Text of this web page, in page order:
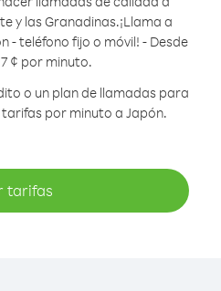
y las Granadinas.¡Llama a
- teléfono fijo o móvil! - Desde
¢ por minuto.
o un plan de llamadas para
por minuto a Japón.
tarifas